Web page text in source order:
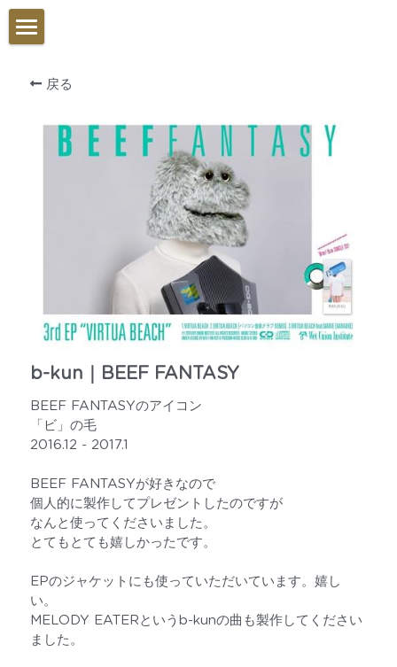
戻る
b-kun｜BEEF FANTASY
BEEF FANTASYのアイコン
「ビ」の毛
2016.12 - 2017.1
BEEF FANTASYが好きなので
個人的に製作してプレゼントしたのですが
なんと使ってくださいました。
とてもとても嬉しかったです。
EPのジャケットにも使っていただいています。嬉し
い。
MELODY EATERというb-kunの曲も製作してください
ました。